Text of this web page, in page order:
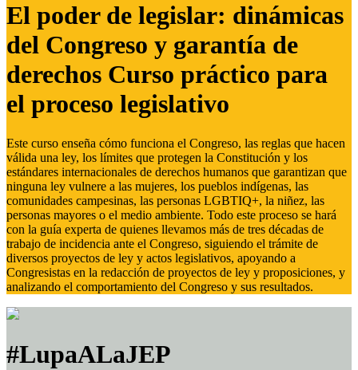
El poder de legislar: dinámicas
del Congreso y garantía de
derechos Curso práctico para
el proceso legislativo
Este curso enseña cómo funciona el Congreso, las reglas que hacen
válida una ley, los límites que protegen la Constitución y los
estándares internacionales de derechos humanos que garantizan que
ninguna ley vulnere a las mujeres, los pueblos indígenas, las
comunidades campesinas, las personas LGBTIQ+, la niñez, las
personas mayores o el medio ambiente. Todo este proceso se hará
con la guía experta de quienes llevamos más de tres décadas de
trabajo de incidencia ante el Congreso, siguiendo el trámite de
diversos proyectos de ley y actos legislativos, apoyando a
Congresistas en la redacción de proyectos de ley y proposiciones, y
analizando el comportamiento del Congreso y sus resultados.
#LupaALaJEP